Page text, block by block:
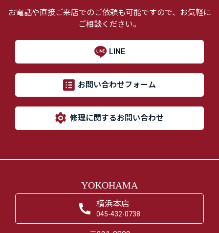
お電話や直接ご来店でのご依頼も可能ですので、お気軽に
ご相談ください。
LINE
お問い合わせフォーム
修理に関するお問い合わせ
YOKOHAMA
横浜本店
045-432-0738